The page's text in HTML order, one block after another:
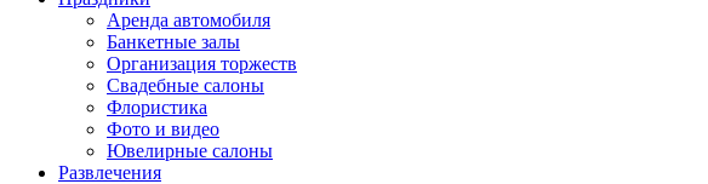
Аренда автомобиля
Банкетные залы
Организация торжеств
Свадебные салоны
Флористика
Фото и видео
Ювелирные салоны
Развлечения